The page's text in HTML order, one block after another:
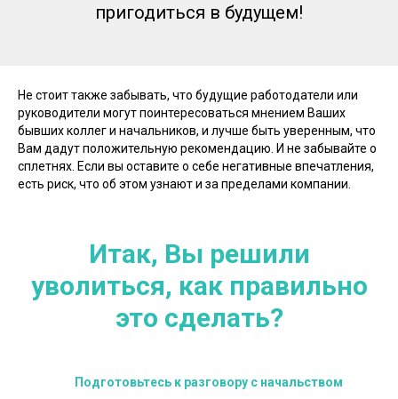
пригодиться в будущем!
Не стоит также забывать, что будущие работодатели или
руководители могут поинтересоваться мнением Ваших
бывших коллег и начальников, и лучше быть уверенным, что
Вам дадут положительную рекомендацию. И не забывайте о
сплетнях. Если вы оставите о себе негативные впечатления,
есть риск, что об этом узнают и за пределами компании.
Итак, Вы решили
уволиться, как правильно
это сделать?
Подготовьтесь к разговору с начальством